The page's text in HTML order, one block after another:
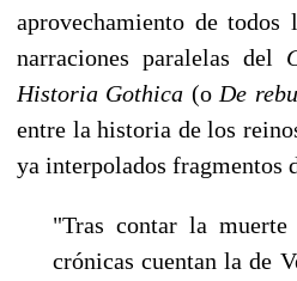
aprovechamiento de todos
narraciones paralelas del
Historia Gothica (o De
entre la historia de los
ya interpolados fragmentos
"Tras contar la
crónicas cuentan la de